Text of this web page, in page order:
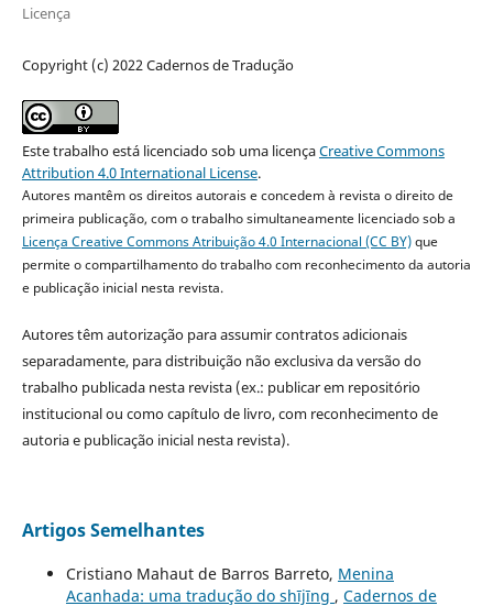
Licença
Copyright (c) 2022 Cadernos de Tradução
Este trabalho está licenciado sob uma licençaCreative Commons
Attribution 4.0 International License.
Autores mantêm os direitos autorais e concedem à revista o direito de
primeira publicação, com o trabalho simultaneamente licenciado sob a
Licença Creative Commons Atribuição 4.0 Internacional (CC BY)que
permite o compartilhamento do trabalho com reconhecimento da autoria
e publicação inicial nesta revista.
Autores têm autorização para assumir contratos adicionais
separadamente, para distribuição não exclusiva da versão do
trabalho publicada nesta revista (ex.: publicar em repositório
institucional ou como capítulo de livro, com reconhecimento de
autoria e publicação inicial nesta revista).
Artigos Semelhantes
Cristiano Mahaut de Barros Barreto, Menina
Acanhada: uma tradução do shījīng , Cadernos de